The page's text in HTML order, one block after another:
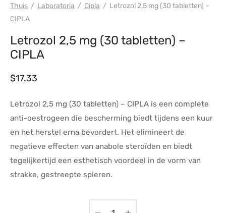
Thuis / Laboratoria / Cipla / Letrozol 2,5 mg (30 tabletten) –
CIPLA
Letrozol 2,5 mg (30 tabletten) –
CIPLA
$17.33
Letrozol 2,5 mg (30 tabletten) – CIPLA is een complete
anti-oestrogeen die bescherming biedt tijdens een kuur
en het herstel erna bevordert. Het elimineert de
negatieve effecten van anabole steroïden en biedt
tegelijkertijd een esthetisch voordeel in de vorm van
strakke, gestreepte spieren.